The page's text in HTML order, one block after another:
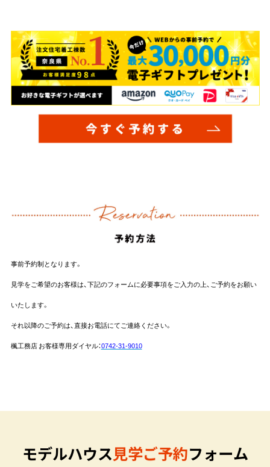
事前予約制となります。
見学をご希望のお客様は、下記のフォームに必要事項をご入力の上、ご予約をお願い
いたします。
それ以降のご予約は、直接お電話にてご連絡ください。
楓工務店 お客様専用ダイヤル：0742-31-9010
モデルハウス見学ご予約フォーム